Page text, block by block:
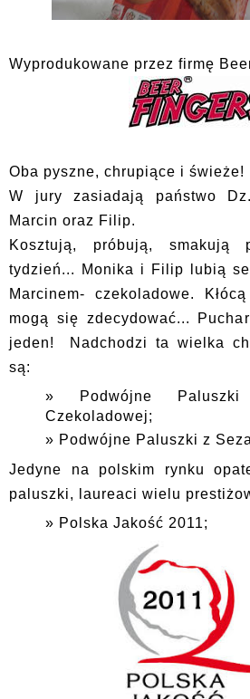
Wyprodukowane przez firmę
Oba pyszne, chrupiące i świeże!
W jury zasiadają państwo
Marcin oraz Filip.
Kosztują, próbują, smakują
tydzień... Monika i Filip lubią
Marcinem- czekoladowe.
mogą się zdecydować...
jeden! Nadchodzi ta wielka
są:
Podwójne
Czekoladowej;
Podwójne Paluszki z
Jedyne na polskim rynku
paluszki, laureaci wielu
Polska Jakość 2011;